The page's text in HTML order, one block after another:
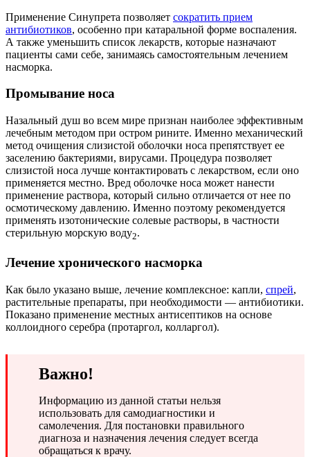
Применение Синупрета позволяет сократить прием
антибиотиков, особенно при катаральной форме воспаления.
А также уменьшить список лекарств, которые назначают
пациенты сами себе, занимаясь самостоятельным лечением
насморка.
Промывание носа
Назальный душ во всем мире признан наиболее эффективным
лечебным методом при остром рините. Именно механический
метод очищения слизистой оболочки носа препятствует ее
заселению бактериями, вирусами. Процедура позволяет
слизистой носа лучше контактировать с лекарством, если оно
применяется местно. Вред оболочке носа может нанести
применение раствора, который сильно отличается от нее по
осмотическому давлению. Именно поэтому рекомендуется
применять изотонические солевые растворы, в частности
стерильную морскую воду2.
Лечение хронического насморка
Как было указано выше, лечение комплексное: капли, спрей,
растительные препараты, при необходимости — антибиотики.
Показано применение местных антисептиков на основе
коллоидного серебра (протаргол, колларгол).
Важно!
Информацию из данной статьи нельзя
использовать для самодиагностики и
самолечения. Для постановки правильного
диагноза и назначения лечения следует всегда
обращаться к врачу.